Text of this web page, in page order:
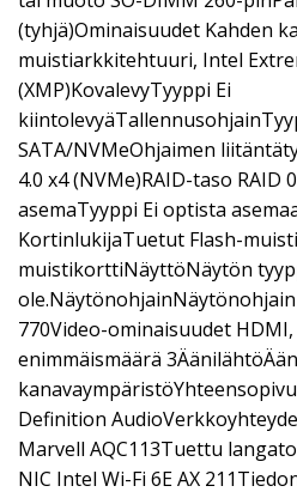
(tyhjä)Ominaisuudet Kahden
muistiarkkitehtuuri, Intel
(XMP)KovalevyTyyppi Ei
SATA/NVMeOhjaimen
4.0 x4 (NVMe)RAID-taso RAID
asemaTyyppi Ei optista
KortinlukijaTuetut Flash-
muistikorttiNäyttöNäytön
770Video-ominaisuudet
enimmäismäärä
Definition
Marvell AQC113Tuettu
NIC Intel Wi-Fi 6E AX